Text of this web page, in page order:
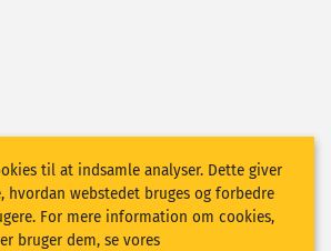
til at indsamle analyser. Dette giver
hvordan webstedet bruges og forbedre
For mere information om cookies,
bruger dem, se vores